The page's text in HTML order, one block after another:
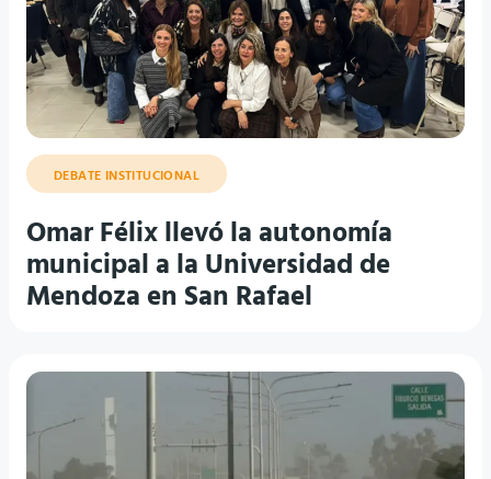
DEBATE INSTITUCIONAL
Omar Félix llevó la autonomía
municipal a la Universidad de
Mendoza en San Rafael